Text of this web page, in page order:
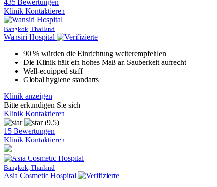
435 Bewertungen
Klinik Kontaktieren
Bangkok, Thailand
Wansiri Hospital
90 % würden die Einrichtung weiterempfehlen
Die Klinik hält ein hohes Maß an Sauberkeit aufrecht
Well-equipped staff
Global hygiene standarts
Klinik anzeigen
Bitte erkundigen Sie sich
Klinik Kontaktieren
(9.5)
15 Bewertungen
Klinik Kontaktieren
Bangkok, Thailand
Asia Cosmetic Hospital